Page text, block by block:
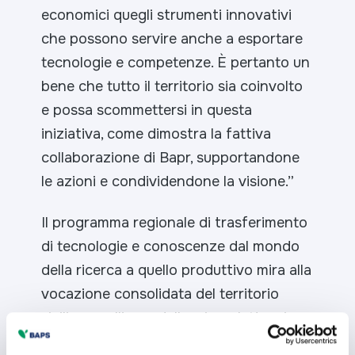
economici quegli strumenti innovativi
che possono servire anche a esportare
tecnologie e competenze. È pertanto un
bene che tutto il territorio sia coinvolto
e possa scommettersi in questa
iniziativa, come dimostra la fattiva
collaborazione di Bapr, supportandone
le azioni e condividendone la visione.”
Il programma regionale di trasferimento
di tecnologie e conoscenze dal mondo
della ricerca a quello produttivo mira alla
vocazione consolidata del territorio
siciliano nell’area della microelettronica
e delle micro e nano tecnologie con